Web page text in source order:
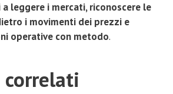
a leggere i mercati, riconoscere le
i movimenti dei prezzi e
operative con metodo.